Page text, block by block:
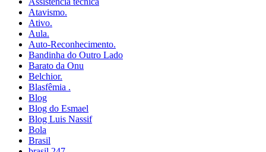
Atavismo.
Ativo.
Aula.
Auto-Reconhecimento.
Bandinha do Outro Lado
Barato da Onu
Belchior.
Blasfêmia .
Blog
Blog do Esmael
Blog Luis Nassif
Bola
Brasil